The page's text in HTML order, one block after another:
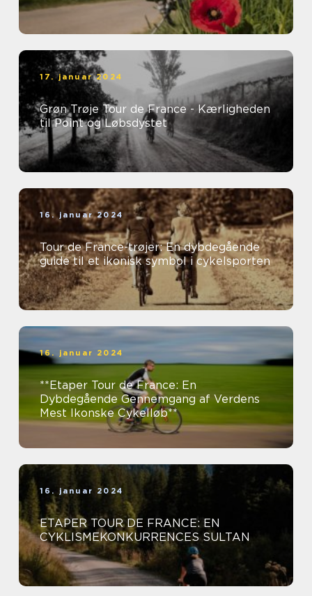
17. januar 2024
Grøn Trøje Tour de France - Kærligheden
til Point og Løbsdystet
16. januar 2024
Tour de France-trøjer: En dybdegående
guide til et ikonisk symbol i cykelsporten
16. januar 2024
**Etaper Tour de France: En
Dybdegående Gennemgang af Verdens
Mest Ikonske Cykelløb**
16. januar 2024
ETAPER TOUR DE FRANCE: EN
CYKLISMEKONKURRENCES SULTAN